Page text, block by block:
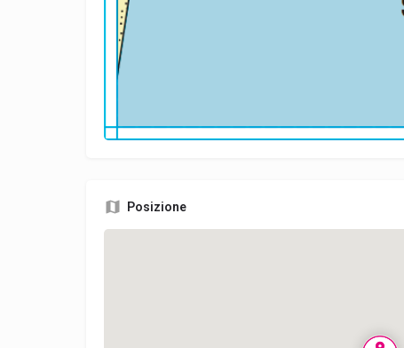
Posizione